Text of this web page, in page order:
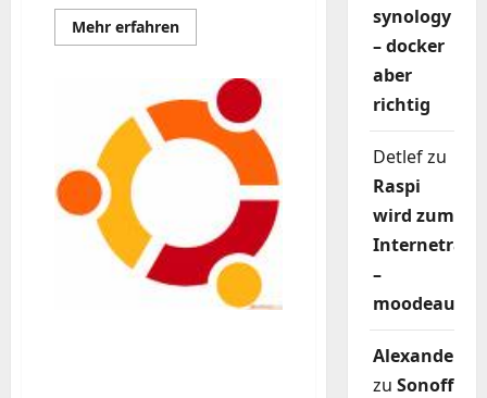
Mehr erfahrenMehr
Informationen
Autostart
synology
– docker
aber
richtig
Detlefzu
Raspi
wird zum
–
moodeaudio
Alexander
zu Sonoff